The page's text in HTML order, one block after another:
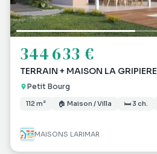
344 633 €
TERRAIN + MAISON LA GRIPIERE
Petit Bourg
112 m² 🏠 Maison / Villa 🛏 3 ch.
MAISONS LARIMAR